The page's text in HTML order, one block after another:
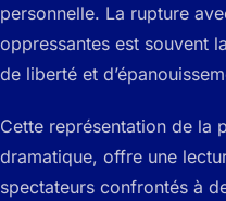
personnelle. La rupture
oppressantes est souvent
de liberté et
Cette représentation de la
dramatique, offre une
spectateurs confrontés à